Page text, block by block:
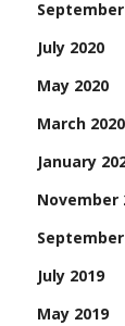
September
July 2020
May 2020
March 2020
January
November
September
July 2019
May 2019